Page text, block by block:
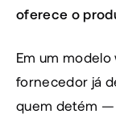
oferece o
Em um
fornecedor já
quem detém —